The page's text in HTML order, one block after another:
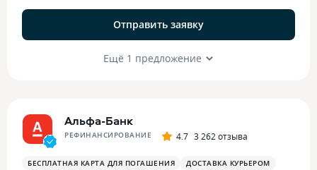
Отправить заявку
Ещё 1 предложение
Альфа-Банк
РЕФИНАНСИРОВАНИЕ 4.7 3 262 отзыва
БЕСПЛАТНАЯ КАРТА ДЛЯ ПОГАШЕНИЯ
ДОСТАВКА КУРЬЕРОМ